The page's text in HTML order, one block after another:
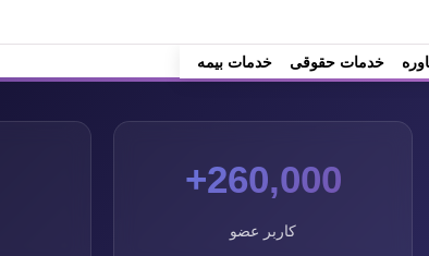
خدمات حقوقی خدمات بیمه
260,000+
کاربر عضو